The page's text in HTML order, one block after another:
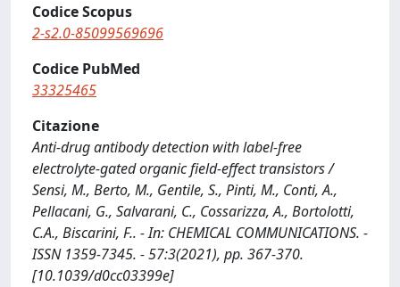
Codice Scopus
2-s2.0-85099569696
Codice PubMed
33325465
Citazione
Anti-drug antibody detection with label-free
electrolyte-gated organic field-effect transistors /
Sensi, M., Berto, M., Gentile, S., Pinti, M., Conti, A.,
Pellacani, G., Salvarani, C., Cossarizza, A., Bortolotti,
C.A., Biscarini, F.. - In: CHEMICAL COMMUNICATIONS. -
ISSN 1359-7345. - 57:3(2021), pp. 367-370.
[10.1039/d0cc03399e]